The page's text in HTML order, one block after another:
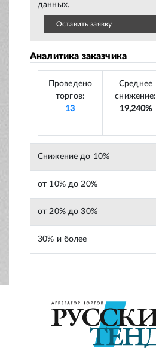
данных.
Оставить заявку
Аналитика заказчика
Проведено
торгов:
13
Среднее
снижение:
19,240%
Снижение до 10%
от 10% до 20%
от 20% до 30%
30% и более